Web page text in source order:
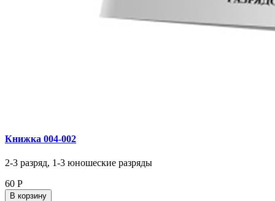
Книжка 004‑002
2-3 разряд, 1-3 юношеские разряды
60 Р
В корзину